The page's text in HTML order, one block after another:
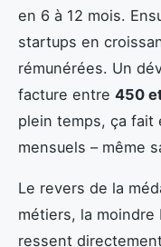
en 6 à 12 mois.
startups en
rémunérées. Un
facture entre 450
plein temps, ça fait
mensuels – même
Le revers de la
métiers, la
ressent